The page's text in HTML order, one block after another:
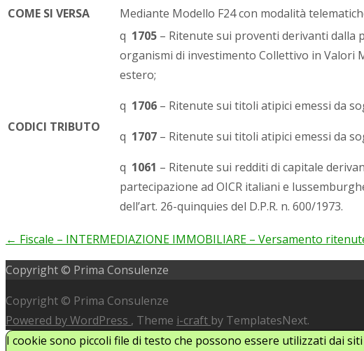
COME SI VERSA
Mediante Modello F24 con modalità
CODICI TRIBUTO
q 1705 – Ritenute sui proventi derivanti dalla
organismi di investimento Collettivo in Valori
estero;
q 1706 – Ritenute sui titoli atipici emessi da
q 1707 – Ritenute sui titoli atipici emessi da
q 1061 – Ritenute sui redditi di capitale
partecipazione ad OICR italiani e
dell’art. 26-quinquies del D.P.R. n. 600/1973.
Post
navigation
← Fiscale – INTERMEDIAZIONE IMMOBILIARE – Versamento
Copyright © Prima Consulenze
Copyright © Prima Consulenze
Powered by WordPress , Theme i-craft by TemplatesNext.
I cookie sono piccoli file di testo che possono essere utilizzati dai